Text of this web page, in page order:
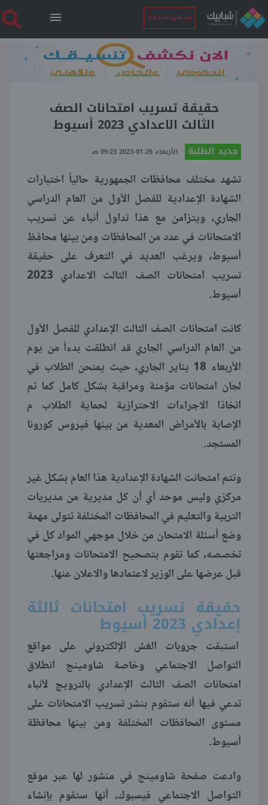
نتيجة الثانوية العامة 2026
الرئيسية
نتيجة الثانوية العامة 2026
فنجان قهوة
بوابة الطلبة
ملفات
حقيقة تسريب امتحانات الصف
الثالث الاعدادي 2023 أسيوط
جديد الطلبة الأربعاء 25-01-2023 09:23 صـ
تشهد مختلف محافظات الجمهورية حالياً اختبارات
الشهادة الإعدادية للفصل الأول من العام الدراسي
الجاري، ويتزامن مع هذا تداول أنباء عن تسريب
الامتحانات في عدد من المحافظات ومن بينها محافظ
أسيوط، ويرغب العديد في التعرف على حقيقة
تسريب امتحانات الصف الثالث الاعدادي 2023
أسيوط.
كانت امتحانات الصف الثالث الإعدادي للفصل الأول
من العام الدراسي الجاري قد انطلقت بدءاً من يوم
الأربعاء 18 يناير الجاري، حيث يمتحن الطلاب في
لجان امتحانات مؤمنة ومراقبة بشكل كامل كما تم
اتخاذا الاجراءات الاحترازية لحماية الطلاب م
الإصابة بالأمراض المعدية من بينها فيروس كورونا
المستجد.
وتتم امتحانت الشهادة الإعدادية هذا العام بشكل غير
مركزي وليس موحد أي أن كل مديرية من مديريات
التربية والتعليم في المحافظات المختلفة تتولى مهمة
وضع أسئلة الامتحان من خلال موجهي المواد كل في
تخصصه، كما تقوم بتصحيح الامتحانات ومراجعتها
قبل عرضها على الوزير لاعتمادها والاعلان عنها.
حقيقة تسريب امتحانات ثالثة
إعدادي 2023 أسيوط
استبقت جروبات الغش الإلكتروني على مواقع
التواصل الاجتماعي وخاصة شاومينج انطلاق
امتحانات الصف الثالث الإعدادي بالترويج لأنباء
تدعي فيها أنه ستقوم بنشر تسريب الامتحانات على
مستوى المحافظات المختلفة ومن بينها محافظة
أسيوط.
وادعت صفحة شاومينج في منشور لها عبر موقع
التواصل الاجتماعي فيسبوك، أنها ستقوم بإنشاء